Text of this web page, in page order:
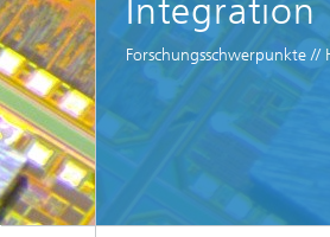
Integration
Forschungsschwerpunkte //